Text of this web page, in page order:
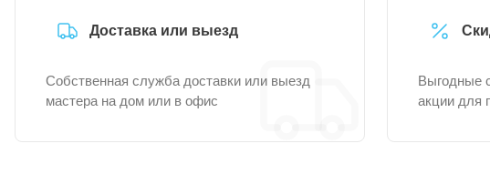
Доставка или выезд
Собственная служба доставки или выезд
мастера на дом или в офис
Выгодные
акции для